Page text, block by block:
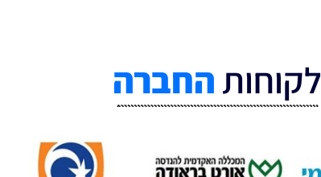
לקוחותהחברה